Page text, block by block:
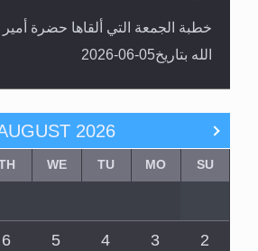
خطبة الجمعة التي ألقاها حضرة أمير
الله بتاريخ05-06-2026
2026
SU
MO
TU
WE
2
3
4
5
6